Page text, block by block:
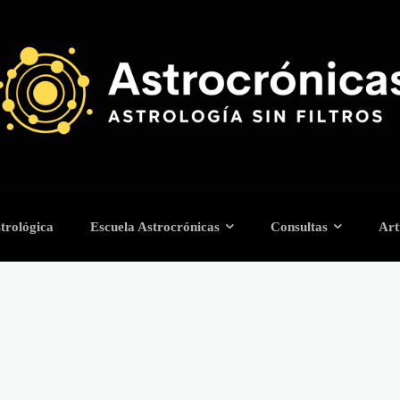
Escuela Astrocrónicas Consultas